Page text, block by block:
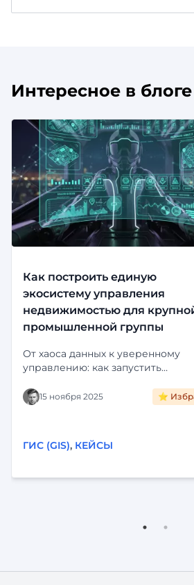
Интересное в
Как построить единую
экосистему управления
недвижимостью для
промышленной группы
От хаоса данных к уверенному
управлению: как запустить
холдинга. Интеграция с ЕГРН,
визуализация на карте и
внедрения «Фарватер-Активы».
15 ноября 2025 ⭐
ГИС (GIS), КЕЙСЫ